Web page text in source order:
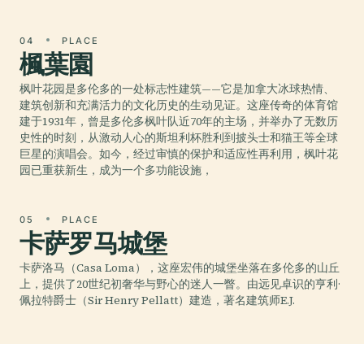
04 PLACE
楓葉園
枫叶花园是多伦多的一处标志性建筑——它是加拿大冰球热情、
建筑创新和充满活力的文化历史的生动见证。这座传奇的体育馆
建于1931年，曾是多伦多枫叶队近70年的主场，并举办了无数历
史性的时刻，从激动人心的斯坦利杯胜利到披头士和猫王等全球
巨星的演唱会。如今，经过审慎的保护和适应性再利用，枫叶花
园已重获新生，成为一个多功能设施，
05 PLACE
卡萨罗马城堡
卡萨洛马（Casa Loma），这座宏伟的城堡坐落在多伦多的山丘
上，提供了20世纪初奢华与野心的迷人一瞥。由远见卓识的亨利·
佩拉特爵士（Sir Henry Pellatt）建造，著名建筑师E.J.